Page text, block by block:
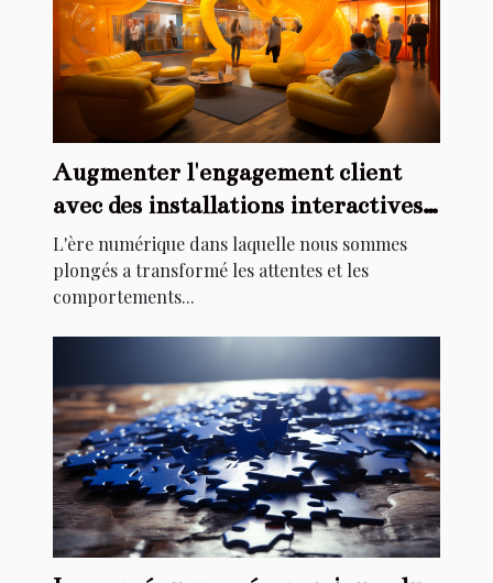
Augmenter l'engagement client
avec des installations interactives
gonflables
L'ère numérique dans laquelle nous sommes
plongés a transformé les attentes et les
comportements...